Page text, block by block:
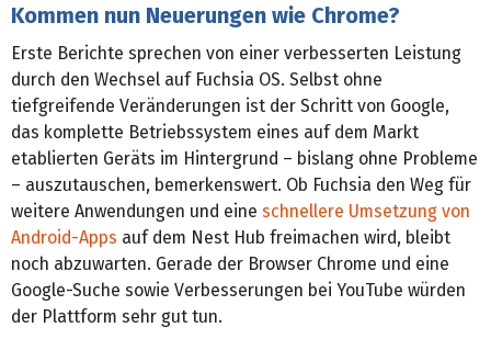
Kommen nun Neuerungen wie Chrome?
Erste Berichte sprechen von einer verbesserten Leistung
durch den Wechsel auf Fuchsia OS. Selbst ohne
tiefgreifende Veränderungen ist der Schritt von Google,
das komplette Betriebssystem eines auf dem Markt
etablierten Geräts im Hintergrund – bislang ohne Probleme
– auszutauschen, bemerkenswert. Ob Fuchsia den Weg für
weitere Anwendungen und eine schnellere Umsetzung von
Android-Apps auf dem Nest Hub freimachen wird, bleibt
noch abzuwarten. Gerade der Browser Chrome und eine
Google-Suche sowie Verbesserungen bei YouTube würden
der Plattform sehr gut tun.